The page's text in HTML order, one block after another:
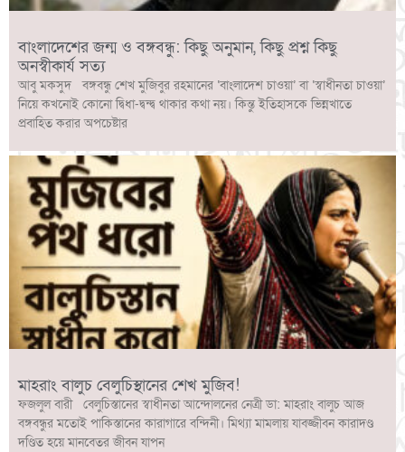
বাংলাদেশের জন্ম ও বঙ্গবন্ধু: কিছু অনুমান, কিছু প্রশ্ন কিছু
অনস্বীকার্য সত্য
আবু মকসুদ বঙ্গবন্ধু শেখ মুজিবুর রহমানের ‘বাংলাদেশ চাওয়া’ বা ‘স্বাধীনতা চাওয়া’
নিয়ে কখনোই কোনো দ্বিধা-দ্বন্দ্ব থাকার কথা নয়। কিন্তু ইতিহাসকে ভিন্নখাতে
প্রবাহিত করার অপচেষ্টার
মাহরাং বালুচ বেলুচিস্থানের শেখ মুজিব!
ফজলুল বারী বেলুচিস্তানের স্বাধীনতা আন্দোলনের নেত্রী ডা: মাহরাং বালুচ আজ
বঙ্গবন্ধুর মতোই পাকিস্তানের কারাগারে বন্দিনী। মিথ্যা মামলায় যাবজ্জীবন কারাদণ্ড
দণ্ডিত হয়ে মানবেতর জীবন যাপন